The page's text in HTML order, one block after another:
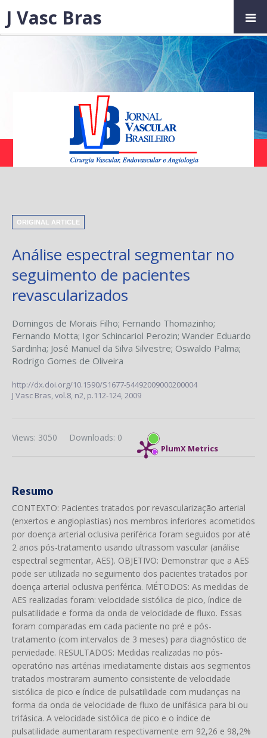
ORIGINAL ARTICLE
Análise espectral segmentar no
seguimento de pacientes
revascularizados
Domingos de Morais Filho; Fernando Thomazinho;
Fernando Motta; Igor Schincariol Perozin; Wander Eduardo
Sardinha; José Manuel da Silva Silvestre; Oswaldo Palma;
Rodrigo Gomes de Oliveira
http://dx.doi.org/10.1590/S1677-54492009000200004
J Vasc Bras,vol.8, n2, p.112-124, 2009
PlumX Metrics
Downloads: 0
Views: 3050
Resumo
CONTEXTO: Pacientes tratados por revascularização arterial
(enxertos e angioplastias) nos membros inferiores acometidos
por doença arterial oclusiva periférica foram seguidos por até
2 anos pós-tratamento usando ultrassom vascular (análise
espectral segmentar, AES). OBJETIVO: Demonstrar que a AES
pode ser utilizada no seguimento dos pacientes tratados por
doença arterial oclusiva periférica. MÉTODOS: As medidas de
AES realizadas foram: velocidade sistólica de pico, índice de
pulsatilidade e forma da onda de velocidade de fluxo. Essas
foram comparadas em cada paciente no pré e pós-
tratamento (com intervalos de 3 meses) para diagnóstico de
perviedade. RESULTADOS: Medidas realizadas no pós-
operatório nas artérias imediatamente distais aos segmentos
tratados mostraram aumento consistente de velocidade
sistólica de pico e índice de pulsatilidade com mudanças na
forma da onda de velocidade de fluxo de unifásica para bi ou
trifásica. A velocidade sistólica de pico e o índice de
pulsatilidade aumentaram respectivamente em 92,26 e 98,2%
J Vasc Bras